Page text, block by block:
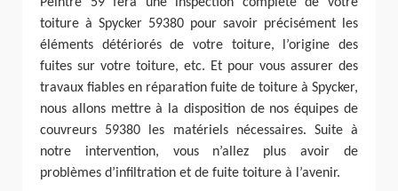
Peintre 59 fera une inspection complète de votre
toiture à Spycker 59380 pour savoir précisément les
éléments détériorés de votre toiture, l’origine des
fuites sur votre toiture, etc. Et pour vous assurer des
travaux fiables en réparation fuite de toiture à Spycker,
nous allons mettre à la disposition de nos équipes de
couvreurs 59380 les matériels nécessaires. Suite à
notre intervention, vous n’allez plus avoir de
problèmes d’infiltration et de fuite toiture à l’avenir.